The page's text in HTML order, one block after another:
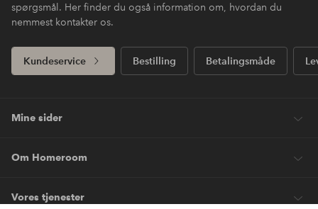
spørgsmål. Her finder du også information om, hvordan du
nemmest kontakter os.
Kundeservice Bestilling Betalingsmåde
Mine sider
Om Homeroom
Vores tjenester